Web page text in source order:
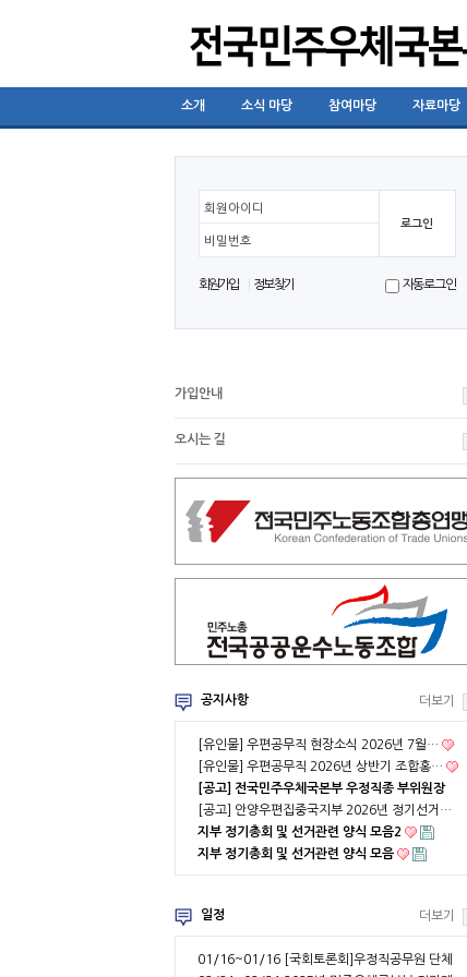
소개 소식 마당 참여마당 자료마당
회원아이디
비밀번호
회원가입 정보찾기 자동로그인
가입안내
오시는 길
공지사항
[유인물] 우편공무직 현장소식 2026년 7월…
[유인물] 우편공무직 2026년 상반기 조합홍…
[공고] 전국민주우체국본부 우정직종 부위원장
…[공고] 안양우편집중국지부 2026년 정기선거…
지부 정기총회 및 선거관련 양식 모음2
지부 정기총회 및 선거관련 양식 모음
더보기
일정
01/16~01/16[국회토론회]우정직공무원 단체
더보기